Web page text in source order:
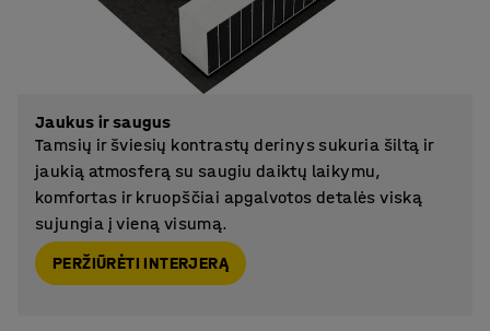
Jaukus ir saugus
Tamsių ir šviesių kontrastų derinys sukuria šiltą ir
jaukią atmosferą su saugiu daiktų laikymu,
komfortas ir kruopščiai apgalvotos detalės viską
sujungia į vieną visumą.
PERŽIŪRĖTI INTERJERĄ